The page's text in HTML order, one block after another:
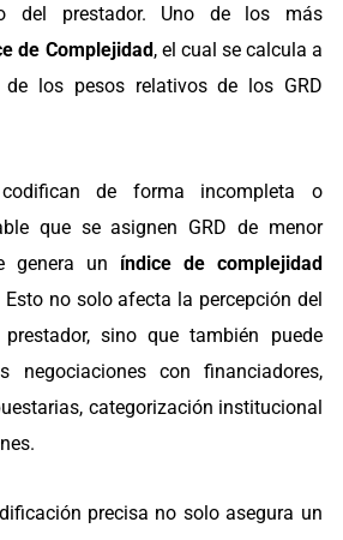
del prestador. Uno de los más
de Complejidad, el cual se calcula a
los pesos relativos de los GRD
de forma incompleta o
que se asignen GRD de menor
genera un índice de complejidad
Esto no solo afecta la percepción del
sino que también puede
negociaciones con financiadores,
categorización institucional
precisa no solo asegura un